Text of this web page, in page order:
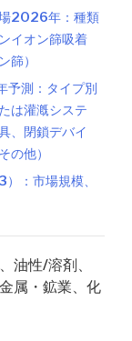
場2026年：種類
イオン篩吸着
篩）
測：タイプ別
は灌漑システ
、閉鎖デバイ
の他）
：市場規模、
油性/溶剤、
属・鉱業、化